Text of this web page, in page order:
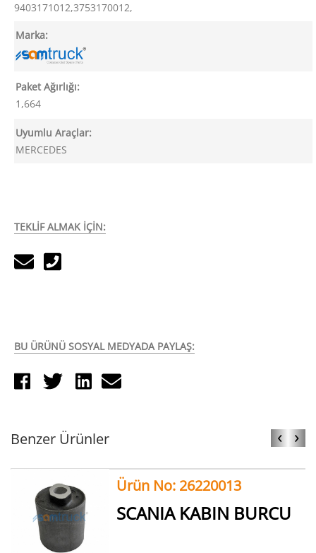
9403171012,3753170012,
Marka:
Paket Ağırlığı:
1,664
Uyumlu Araçlar:
MERCEDES
TEKLİF ALMAK İÇİN:
BU ÜRÜNÜ SOSYAL MEDYADA PAYLAŞ:
Benzer Ürünler ‹ ›
Ürün No: 26220013
SCANIA KABIN BURCU